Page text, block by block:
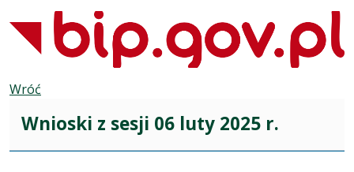
Wróć
Wnioski z sesji 06 luty 2025 r.